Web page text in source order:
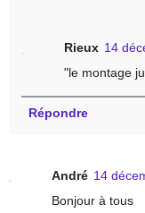
Rieux 14
"le montage
Répondre
André 14
Bonjour à tous